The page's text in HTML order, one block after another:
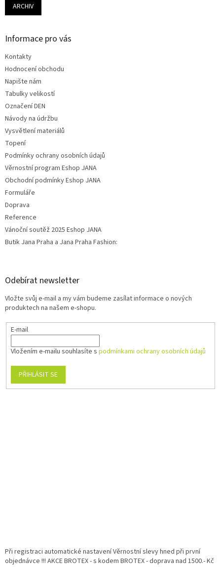
ARCHIV
Informace pro vás
Kontakty
Hodnocení obchodu
Napište nám
Tabulky velikostí
Označení DEN
Návody na údržbu
Vysvětlení materiálů
Topení
Podmínky ochrany osobních údajů
Věrnostní program Eshop JANA
Obchodní podmínky Eshop JANA
Formuláře
Doprava
Reference
Vánoční soutěž 2025 Eshop JANA
Butik Jana Praha a Jana Praha Fashion:
Odebírat newsletter
Vložte svůj e-mail a my vám budeme zasílat informace o nových
produktech na našem e-shopu.
E-mail
Vložením e-mailu souhlasíte s podmínkami ochrany osobních údajů
PŘIHLÁSIT SE
Při registraci automatické nastavení Věrnostní slevy hned při první
objednávce !!! AKCE BROTEX - s kodem BROTEX - doprava nad 1500.- Kč